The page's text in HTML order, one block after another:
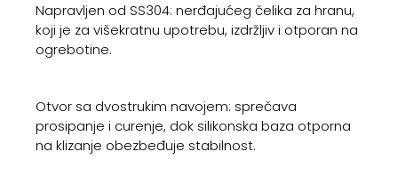
Napravljen od SS304: nerđajućeg čelika za hranu,
koji je za višekratnu upotrebu, izdržljiv i otporan na
ogrebotine.
Otvor sa dvostrukim navojem: sprečava
prosipanje i curenje, dok silikonska baza otporna
na klizanje obezbeđuje stabilnost.